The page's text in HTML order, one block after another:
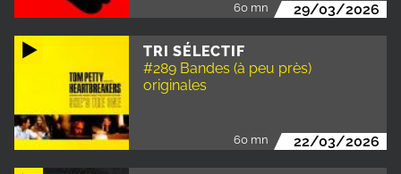
60 mn 29/03/2026
TRI SÉLECTIF
#289 Bandes (à peu près)
originales
60 mn 22/03/2026